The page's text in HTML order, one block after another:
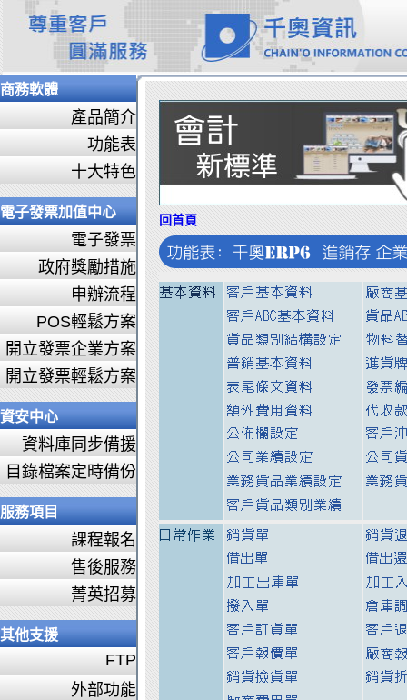
商務軟體
產品簡介
功能表
十大特色
電子發票加值中心
電子發票
政府獎勵措施
申辦流程
POS輕鬆方案
開立發票企業方案
開立發票輕鬆方案
資安中心
資料庫同步備援
目錄檔案定時備份
服務項目
課程報名
售後服務
菁英招募
其他支援
FTP
外部功能
回首頁